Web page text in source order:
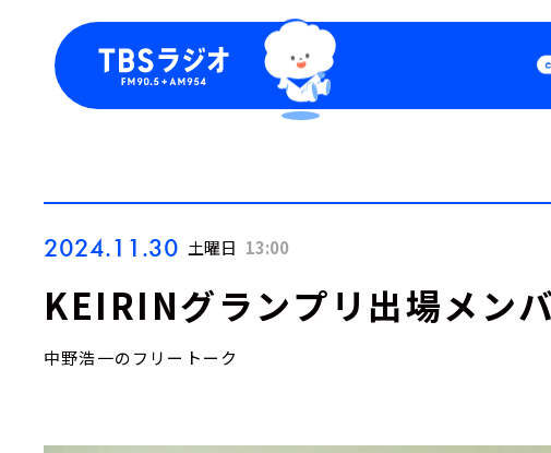
Podcast
2024.11.30 土曜日 13:00
KEIRINグランプリ出場メンバ
中野浩一のフリートーク